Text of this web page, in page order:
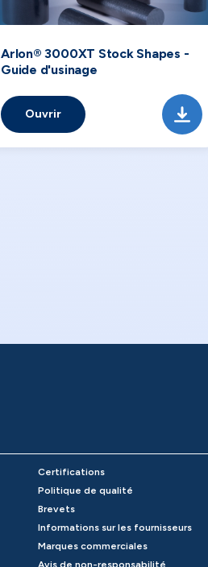
Arlon® 3000XT Stock Shapes -
Guide d'usinage
Ouvrir
Certifications
Politique de qualité
Brevets
Informations sur les fournisseurs
Marques commerciales